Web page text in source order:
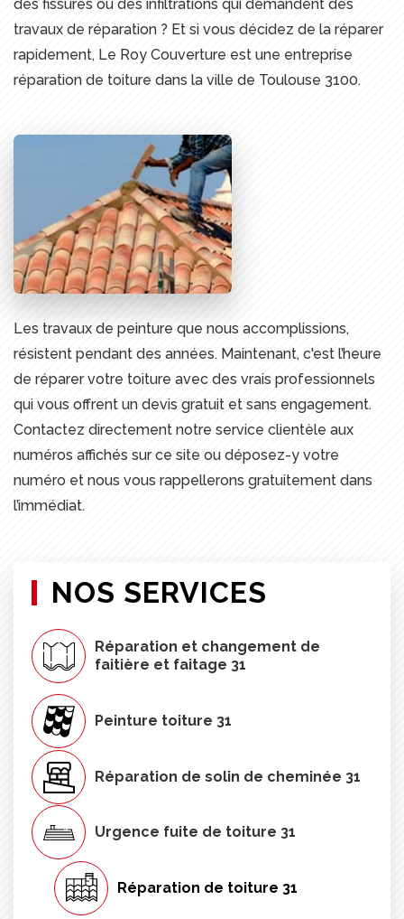
des fissures ou des infiltrations qui demandent des
travaux de réparation ? Et si vous décidez de la réparer
rapidement, Le Roy Couverture est une entreprise
réparation de toiture dans la ville de Toulouse 3100.
Les travaux de peinture que nous accomplissions,
résistent pendant des années. Maintenant, c'est l’heure
de réparer votre toiture avec des vrais professionnels
qui vous offrent un devis gratuit et sans engagement.
Contactez directement notre service clientèle aux
numéros affichés sur ce site ou déposez-y votre
numéro et nous vous rappellerons gratuitement dans
l’immédiat.
NOS SERVICES
Réparation et changement de
faitière et faitage 31
Peinture toiture 31
Réparation de solin de cheminée 31
Urgence fuite de toiture 31
Réparation de toiture 31